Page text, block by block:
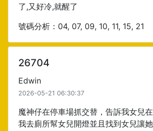
了,又好冷,就醒了
號碼分析：04, 07, 09, 10, 11, 15, 21
26704
Edwin
2026-05-21 06:30:37
魔神仔在停車場抓交替，告訴我女兒
我去廁所幫女兒開燈並且找到女兒讓她